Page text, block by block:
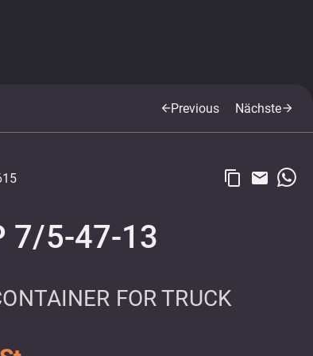
arrow_backPrevious Nächstearrow_forward
content_copy email
7/5-47-13
FOR TRUCK